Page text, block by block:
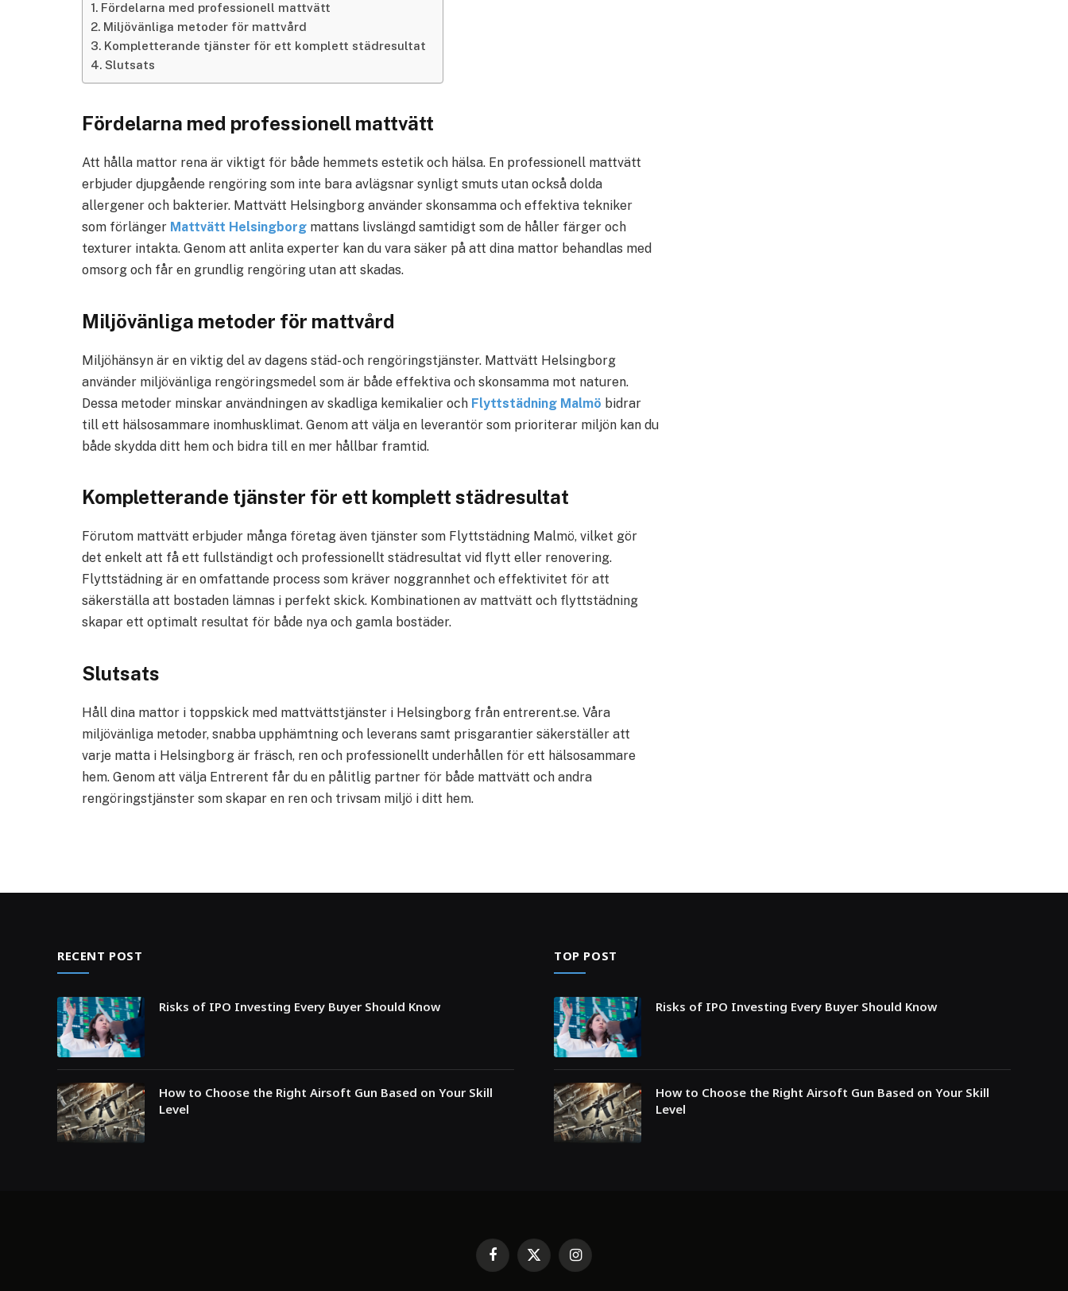
Fördelarna med professionell mattvätt
Miljövänliga metoder för mattvård
Kompletterande tjänster för ett komplett städresultat
Slutsats
Fördelarna med professionell mattvätt
Att hålla mattor rena är viktigt för både hemmets estetik och hälsa. En professionell mattvätt
erbjuder djupgående rengöring som inte bara avlägsnar synligt smuts utan också dolda
allergener och bakterier. Mattvätt Helsingborg använder skonsamma och effektiva tekniker
som förlänger Mattvätt Helsingborg mattans livslängd samtidigt som de håller färger och
texturer intakta. Genom att anlita experter kan du vara säker på att dina mattor behandlas med
omsorg och får en grundlig rengöring utan att skadas.
Miljövänliga metoder för mattvård
Miljöhänsyn är en viktig del av dagens städ- och rengöringstjänster. Mattvätt Helsingborg
använder miljövänliga rengöringsmedel som är både effektiva och skonsamma mot naturen.
Dessa metoder minskar användningen av skadliga kemikalier och Flyttstädning Malmö bidrar
till ett hälsosammare inomhusklimat. Genom att välja en leverantör som prioriterar miljön kan du
både skydda ditt hem och bidra till en mer hållbar framtid.
Kompletterande tjänster för ett komplett städresultat
Förutom mattvätt erbjuder många företag även tjänster som Flyttstädning Malmö, vilket gör
det enkelt att få ett fullständigt och professionellt städresultat vid flytt eller renovering.
Flyttstädning är en omfattande process som kräver noggrannhet och effektivitet för att
säkerställa att bostaden lämnas i perfekt skick. Kombinationen av mattvätt och flyttstädning
skapar ett optimalt resultat för både nya och gamla bostäder.
Slutsats
Håll dina mattor i toppskick med mattvättstjänster i Helsingborg från entrerent.se. Våra
miljövänliga metoder, snabba upphämtning och leverans samt prisgarantier säkerställer att
varje matta i Helsingborg är fräsch, ren och professionellt underhållen för ett hälsosammare
hem. Genom att välja Entrerent får du en pålitlig partner för både mattvätt och andra
rengöringstjänster som skapar en ren och trivsam miljö i ditt hem.
RECENT POST
Risks of IPO Investing Every Buyer Should Know
How to Choose the Right Airsoft Gun Based on Your Skill
Level
TOP POST
Risks of IPO Investing Every Buyer Should Know
How to Choose the Right Airsoft Gun Based on Your Skill
Level
Facebook
X
Instagram